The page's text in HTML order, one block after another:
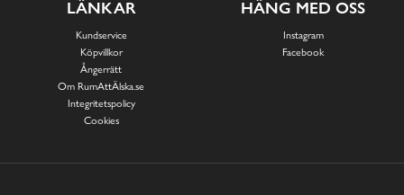
LÄNKAR
Kundservice
Köpvillkor
Ångerrätt
Om RumAttÄlska.se
Integritetspolicy
Cookies
HÄNG MED OSS
Instagram
Facebook